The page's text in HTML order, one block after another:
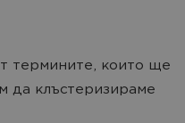
термините, които ще
да клъстеризираме